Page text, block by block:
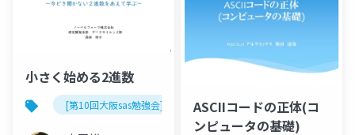
小さく始める2進数
[第10回大阪sas勉強会]
ASCIIコードの正体(コ
ンピュータの基礎)